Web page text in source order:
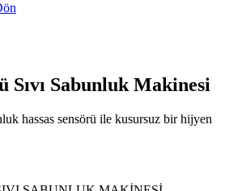
Sıvı Sabunluk Makinesi
hassas sensörü ile kusursuz bir hijyen